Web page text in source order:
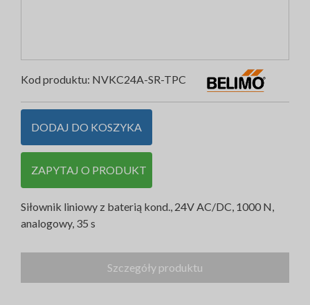
Kod produktu: NVKC24A-SR-TPC
DODAJ DO KOSZYKA
ZAPYTAJ O PRODUKT
Siłownik liniowy z baterią kond., 24V AC/DC, 1000 N,
analogowy, 35 s
Szczegóły produktu